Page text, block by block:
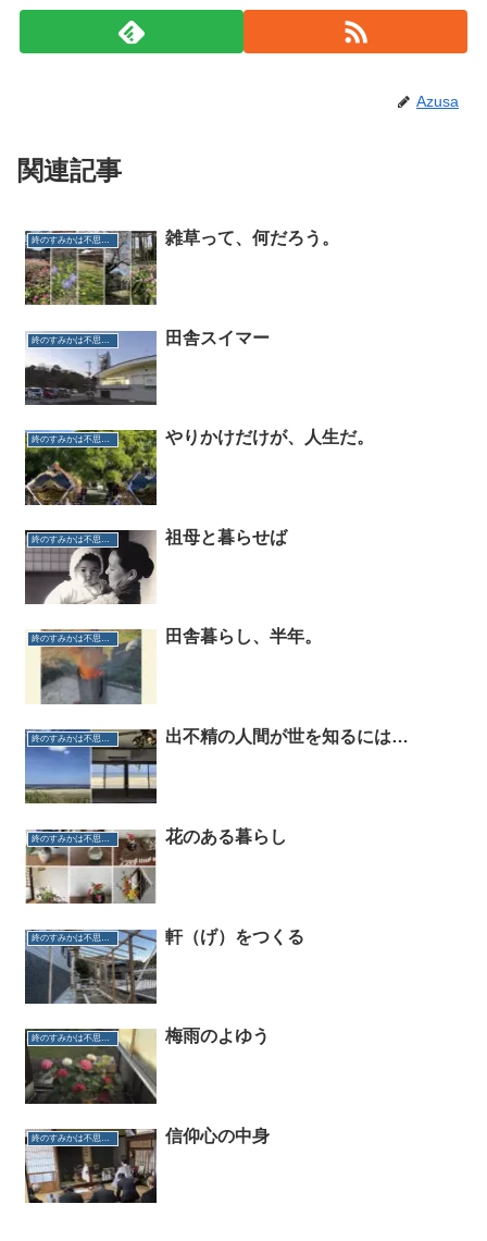
Azusa
関連記事
終のすみかは不思議だらけ 雑草って、何だろう。
田舎スイマー
終のすみかは不思議だらけ やりかけだけが、人生だ。
終のすみかは不思議だらけ 祖母と暮らせば
終のすみかは不思議だらけ 田舎暮らし、半年。
終のすみかは不思議だらけ 出不精の人間が世を知るには…
花のある暮らし
終のすみかは不思議だらけ 軒（げ）をつくる
終のすみかは不思議だらけ 梅雨のよゆう
終のすみかは不思議だらけ 信仰心の中身